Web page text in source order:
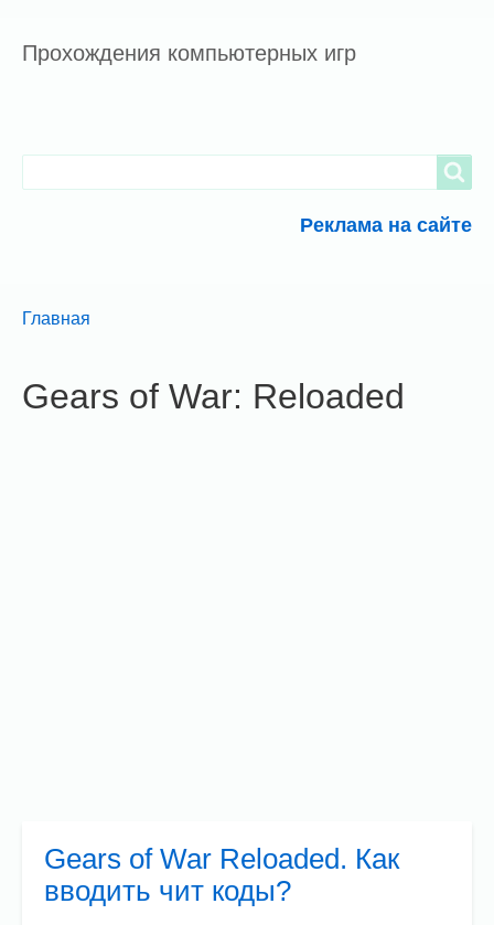
Прохождения компьютерных игр
Реклама на сайте
Breadcrumbs
You
Главная
Gears of War: Reloaded
Gears of War Reloaded. Как
вводить чит коды?